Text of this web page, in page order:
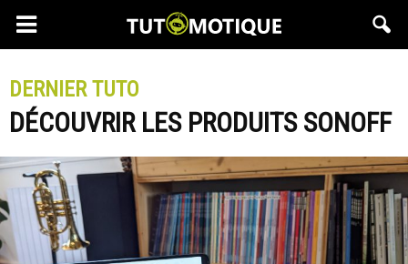
DERNIER TUTO
DÉCOUVRIR LES PRODUITS SONOFF